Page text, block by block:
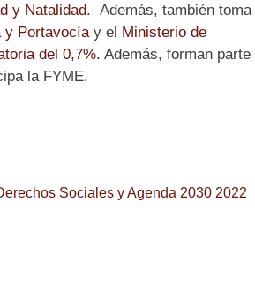
y Natalidad. Además, también toma
y Portavocíay el Ministerio de
del 0,7%. Además, forman parte
la FYME.
Sociales y Agenda 2030 2022